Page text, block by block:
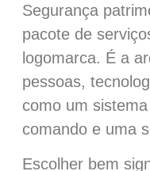
Segurança
pacote de
logomarca. É a
pessoas,
como um
comando e uma
Escolher bem